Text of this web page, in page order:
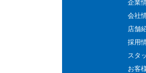
企業
会社
店舗
採用
スタ
お客